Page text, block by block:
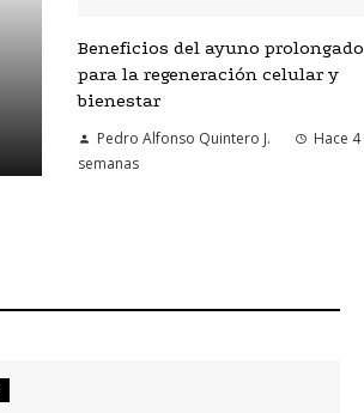
Beneficios del ayuno prolongado
para la regeneración celular y
bienestar
Pedro Alfonso Quintero J.
Hace 4
semanas